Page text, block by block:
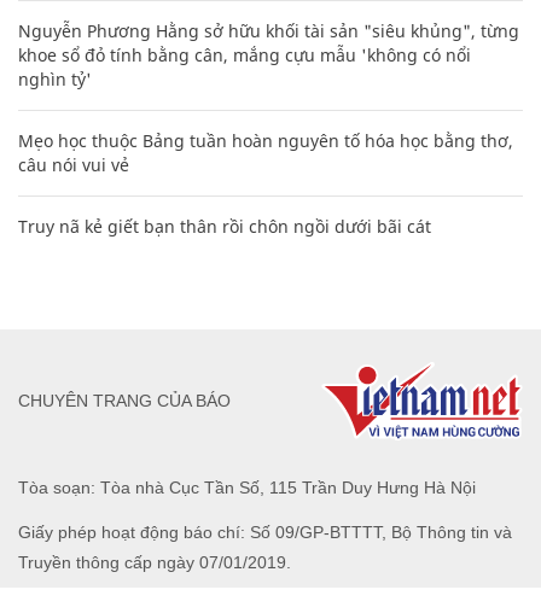
Nguyễn Phương Hằng sở hữu khối tài sản "siêu khủng", từng
khoe sổ đỏ tính bằng cân, mắng cựu mẫu 'không có nổi
nghìn tỷ'
Mẹo học thuộc Bảng tuần hoàn nguyên tố hóa học bằng thơ,
câu nói vui vẻ
Truy nã kẻ giết bạn thân rồi chôn ngồi dưới bãi cát
Tòa soạn: Tòa nhà Cục Tần Số, 115 Trần Duy Hưng Hà Nội
Giấy phép hoạt động báo chí: Số 09/GP-BTTTT, Bộ Thông tin và
Truyền thông cấp ngày 07/01/2019.
CHUYÊN TRANG CỦA BÁO